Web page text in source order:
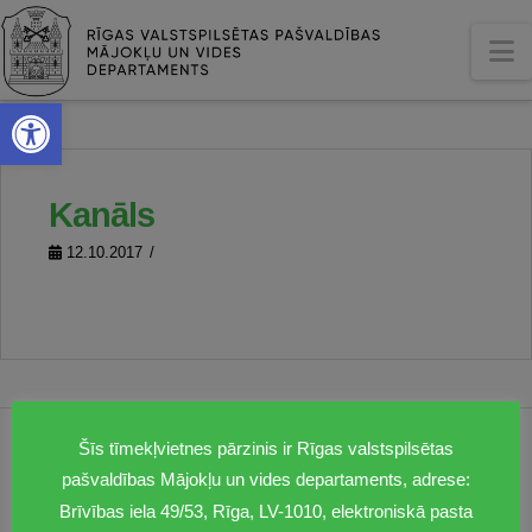
Open toolbar
Kanāls
12.10.2017
1201
dmv@riga.lv
Šīs tīmekļvietnes pārzinis ir Rīgas valstspilsētas
pašvaldības Mājokļu un vides departaments, adrese:
Brīvības iela 49/53, Rīga, LV-1010, elektroniskā pasta